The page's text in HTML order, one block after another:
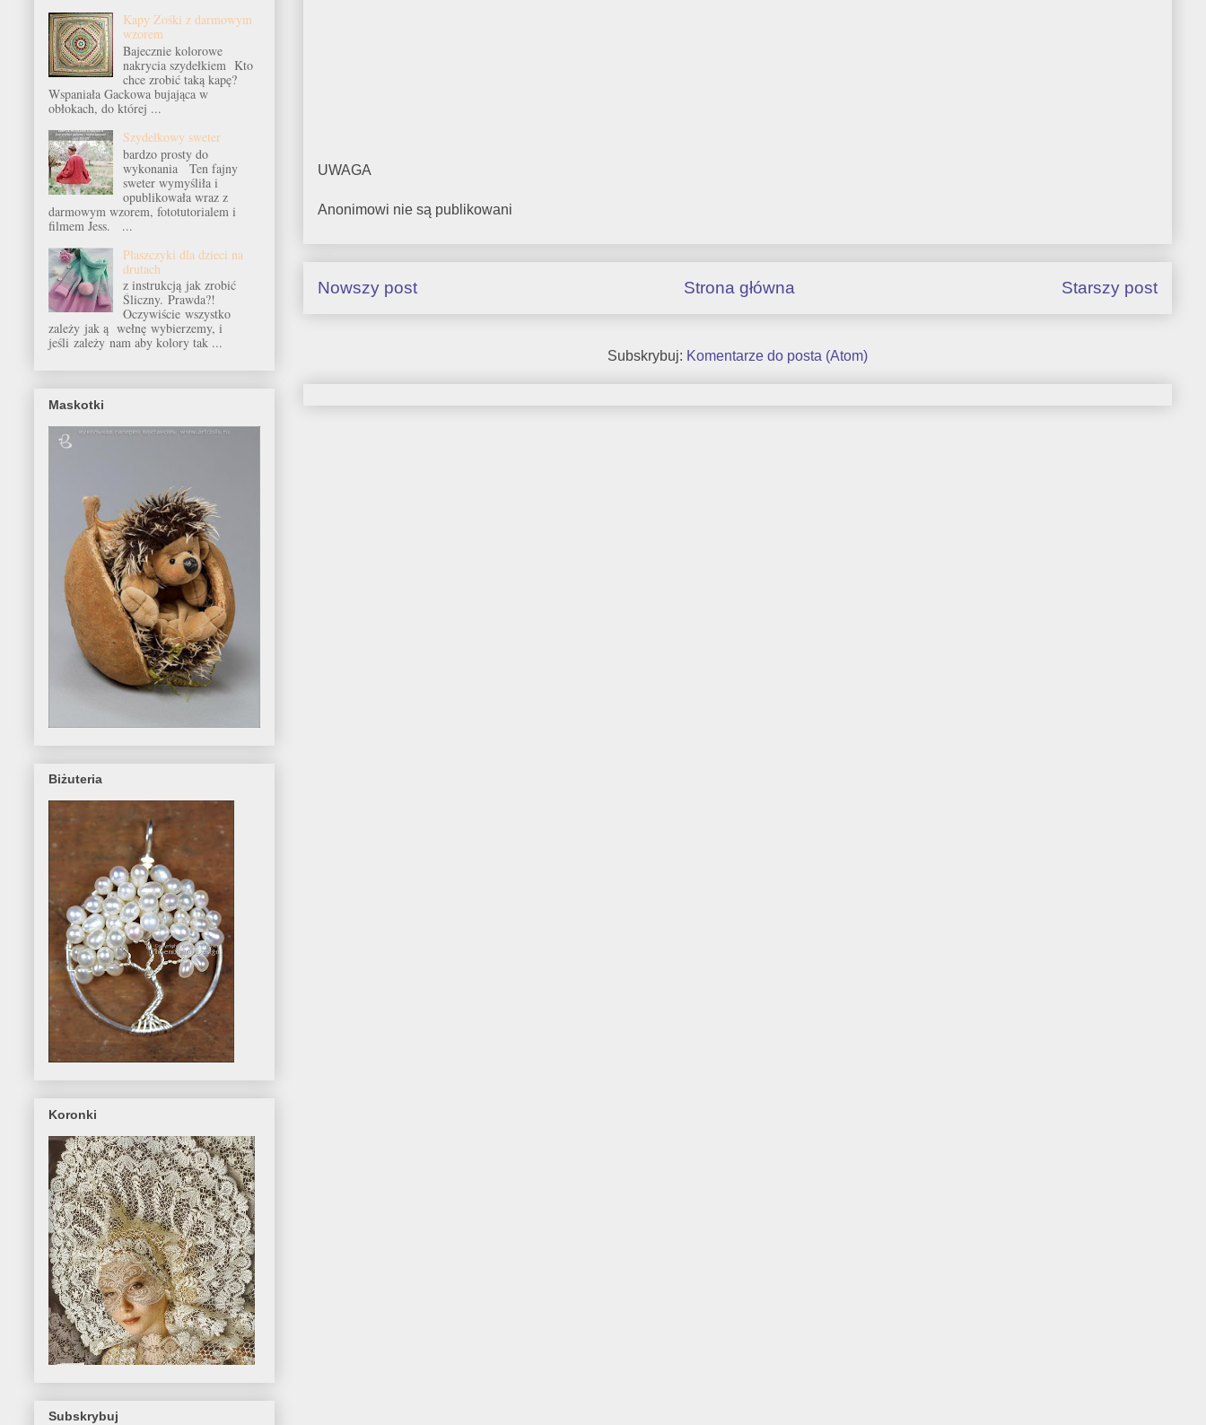
UWAGA
Anonimowi nie są publikowani
Nowszy post Starszy post
Strona główna
Subskrybuj: Komentarze do posta (Atom)
Kapy Zośki z darmowym
wzorem
Bajecznie kolorowe
nakrycia szydełkiem Kto
chce zrobić taką kapę?
Wspaniała Gackowa bujająca w
obłokach, do której ...
Szydełkowy sweter
bardzo prosty do
wykonania Ten fajny
sweter wymyśliła i
opublikowała wraz z
darmowym wzorem, fototutorialem i
filmem Jess. ...
Płaszczyki dla dzieci na
drutach
z instrukcją jak zrobić
Śliczny. Prawda?!
Oczywiście wszystko
zależy jak ą wełnę wybierzemy, i
jeśli zależy nam aby kolory tak ...
Maskotki
Biżuteria
Koronki
Subskrybuj